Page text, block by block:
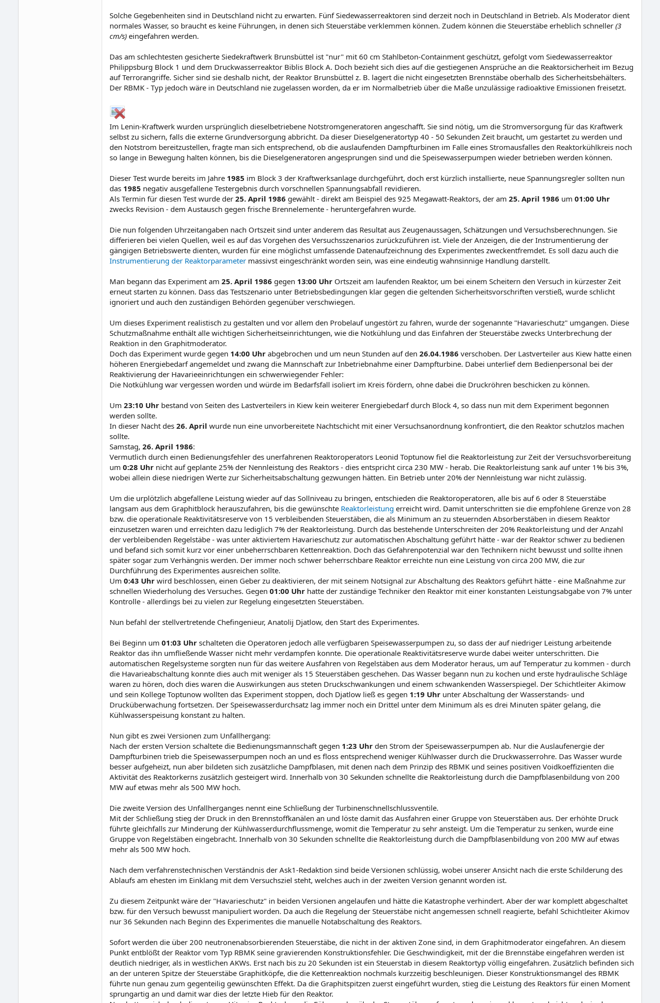
Solche Gegebenheiten sind in Deutschland nicht zu erwarten. Fünf Siedewasserreaktoren sind derzeit noch in Deutschland in Betrieb. Als Moderator dient
normales Wasser, so braucht es keine Führungen, in denen sich Steuerstäbe verklemmen können. Zudem können die Steuerstäbe erheblich schneller (3
cm/s) eingefahren werden.
Das am schlechtesten gesicherte Siedekraftwerk Brunsbüttel ist "nur" mit 60 cm Stahlbeton-Containment geschützt, gefolgt vom Siedewasserreaktor
Philippsburg Block 1 und dem Druckwasserreaktor Biblis Block A. Doch bezieht sich dies auf die gestiegenen Ansprüche an die Reaktorsicherheit im Bezug
auf Terrorangriffe. Sicher sind sie deshalb nicht, der Reaktor Brunsbüttel z. B. lagert die nicht eingesetzten Brennstäbe oberhalb des Sicherheitsbehälters.
Der RBMK - Typ jedoch wäre in Deutschland nie zugelassen worden, da er im Normalbetrieb über die Maße unzulässige radioaktive Emissionen freisetzt.
Im Lenin-Kraftwerk wurden ursprünglich dieselbetriebene Notstromgeneratoren angeschafft. Sie sind nötig, um die Stromversorgung für das Kraftwerk
selbst zu sichern, falls die externe Grundversorgung abbricht. Da dieser Dieselgeneratortyp 40 - 50 Sekunden Zeit braucht, um gestartet zu werden und
den Notstrom bereitzustellen, fragte man sich entsprechend, ob die auslaufenden Dampfturbinen im Falle eines Stromausfalles den Reaktorkühlkreis noch
so lange in Bewegung halten können, bis die Dieselgeneratoren angesprungen sind und die Speisewasserpumpen wieder betrieben werden können.
Dieser Test wurde bereits im Jahre 1985 im Block 3 der Kraftwerksanlage durchgeführt, doch erst kürzlich installierte, neue Spannungsregler sollten nun
das 1985 negativ ausgefallene Testergebnis durch vorschnellen Spannungsabfall revidieren.
Als Termin für diesen Test wurde der 25. April 1986 gewählt - direkt am Beispiel des 925 Megawatt-Reaktors, der am 25. April 1986 um 01:00 Uhr
zwecks Revision - dem Austausch gegen frische Brennelemente - heruntergefahren wurde.
Die nun folgenden Uhrzeitangaben nach Ortszeit sind unter anderem das Resultat aus Zeugenaussagen, Schätzungen und Versuchsberechnungen. Sie
differieren bei vielen Quellen, weil es auf das Vorgehen des Versuchsszenarios zurückzuführen ist. Viele der Anzeigen, die der Instrumentierung der
gängigen Betriebswerte dienten, wurden für eine möglichst umfassende Datenaufzeichnung des Experimentes zweckentfremdet. Es soll dazu auch die
Instrumentierung der Reaktorparameter massivst eingeschränkt worden sein, was eine eindeutig wahnsinnige Handlung darstellt.
Man begann das Experiment am 25. April 1986 gegen 13:00 Uhr Ortszeit am laufenden Reaktor, um bei einem Scheitern den Versuch in kürzester Zeit
erneut starten zu können. Dass das Testszenario unter Betriebsbedingungen klar gegen die geltenden Sicherheitsvorschriften verstieß, wurde schlicht
ignoriert und auch den zuständigen Behörden gegenüber verschwiegen.
Um dieses Experiment realistisch zu gestalten und vor allem den Probelauf ungestört zu fahren, wurde der sogenannte "Havarieschutz" umgangen. Diese
Schutzmaßnahme enthält alle wichtigen Sicherheitseinrichtungen, wie die Notkühlung und das Einfahren der Steuerstäbe zwecks Unterbrechung der
Reaktion in den Graphitmoderator.
Doch das Experiment wurde gegen 14:00 Uhr abgebrochen und um neun Stunden auf den 26.04.1986 verschoben. Der Lastverteiler aus Kiew hatte einen
höheren Energiebedarf angemeldet und zwang die Mannschaft zur Inbetriebnahme einer Dampfturbine. Dabei unterlief dem Bedienpersonal bei der
Reaktivierung der Havarieeinrichtungen ein schwerwiegender Fehler:
Die Notkühlung war vergessen worden und würde im Bedarfsfall isoliert im Kreis fördern, ohne dabei die Druckröhren beschicken zu können.
Um 23:10 Uhr bestand von Seiten des Lastverteilers in Kiew kein weiterer Energiebedarf durch Block 4, so dass nun mit dem Experiment begonnen
werden sollte.
In dieser Nacht des 26. April wurde nun eine unvorbereitete Nachtschicht mit einer Versuchsanordnung konfrontiert, die den Reaktor schutzlos machen
sollte.
Samstag, 26. April 1986:
Vermutlich durch einen Bedienungsfehler des unerfahrenen Reaktoroperators Leonid Toptunow fiel die Reaktorleistung zur Zeit der Versuchsvorbereitung
um 0:28 Uhr nicht auf geplante 25% der Nennleistung des Reaktors - dies entspricht circa 230 MW - herab. Die Reaktorleistung sank auf unter 1% bis 3%,
wobei allein diese niedrigen Werte zur Sicherheitsabschaltung gezwungen hätten. Ein Betrieb unter 20% der Nennleistung war nicht zulässig.
Um die urplötzlich abgefallene Leistung wieder auf das Sollniveau zu bringen, entschieden die Reaktoroperatoren, alle bis auf 6 oder 8 Steuerstäbe
langsam aus dem Graphitblock herauszufahren, bis die gewünschte Reaktorleistung erreicht wird. Damit unterschritten sie die empfohlene Grenze von 28
bzw. die operationale Reaktivitätsreserve von 15 verbleibenden Steuerstäben, die als Minimum an zu steuernden Absorberstäben in diesem Reaktor
einzusetzen waren und erreichten dazu lediglich 7% der Reaktorleistung. Durch das bestehende Unterschreiten der 20% Reaktorleistung und der Anzahl
der verbleibenden Regelstäbe - was unter aktiviertem Havarieschutz zur automatischen Abschaltung geführt hätte - war der Reaktor schwer zu bedienen
und befand sich somit kurz vor einer unbeherrschbaren Kettenreaktion. Doch das Gefahrenpotenzial war den Technikern nicht bewusst und sollte ihnen
später sogar zum Verhängnis werden. Der immer noch schwer beherrschbare Reaktor erreichte nun eine Leistung von circa 200 MW, die zur
Durchführung des Experimentes ausreichen sollte.
Um 0:43 Uhr wird beschlossen, einen Geber zu deaktivieren, der mit seinem Notsignal zur Abschaltung des Reaktors geführt hätte - eine Maßnahme zur
schnellen Wiederholung des Versuches. Gegen 01:00 Uhr hatte der zuständige Techniker den Reaktor mit einer konstanten Leistungsabgabe von 7% unter
Kontrolle - allerdings bei zu vielen zur Regelung eingesetzten Steuerstäben.
Nun befahl der stellvertretende Chefingenieur, Anatolij Djatlow, den Start des Experimentes.
Bei Beginn um 01:03 Uhr schalteten die Operatoren jedoch alle verfügbaren Speisewasserpumpen zu, so dass der auf niedriger Leistung arbeitende
Reaktor das ihn umfließende Wasser nicht mehr verdampfen konnte. Die operationale Reaktivitätsreserve wurde dabei weiter unterschritten. Die
automatischen Regelsysteme sorgten nun für das weitere Ausfahren von Regelstäben aus dem Moderator heraus, um auf Temperatur zu kommen - durch
die Havarieabschaltung konnte dies auch mit weniger als 15 Steuerstäben geschehen. Das Wasser begann nun zu kochen und erste hydraulische Schläge
waren zu hören, doch dies waren die Auswirkungen aus steten Druckschwankungen und einem schwankenden Wasserspiegel. Der Schichtleiter Akimow
und sein Kollege Toptunow wollten das Experiment stoppen, doch Djatlow ließ es gegen 1:19 Uhr unter Abschaltung der Wasserstands- und
Drucküberwachung fortsetzen. Der Speisewasserdurchsatz lag immer noch ein Drittel unter dem Minimum als es drei Minuten später gelang, die
Kühlwasserspeisung konstant zu halten.
Nun gibt es zwei Versionen zum Unfallhergang:
Nach der ersten Version schaltete die Bedienungsmannschaft gegen 1:23 Uhr den Strom der Speisewasserpumpen ab. Nur die Auslaufenergie der
Dampfturbinen trieb die Speisewasserpumpen noch an und es floss entsprechend weniger Kühlwasser durch die Druckwasserrohre. Das Wasser wurde
besser aufgeheizt, nun aber bildeten sich zusätzliche Dampfblasen, mit denen nach dem Prinzip des RBMK und seines positiven Voidkoeffizienten die
Aktivität des Reaktorkerns zusätzlich gesteigert wird. Innerhalb von 30 Sekunden schnellte die Reaktorleistung durch die Dampfblasenbildung von 200
MW auf etwas mehr als 500 MW hoch.
Die zweite Version des Unfallherganges nennt eine Schließung der Turbinenschnellschlussventile.
Mit der Schließung stieg der Druck in den Brennstoffkanälen an und löste damit das Ausfahren einer Gruppe von Steuerstäben aus. Der erhöhte Druck
führte gleichfalls zur Minderung der Kühlwasserdurchflussmenge, womit die Temperatur zu sehr ansteigt. Um die Temperatur zu senken, wurde eine
Gruppe von Regelstäben eingebracht. Innerhalb von 30 Sekunden schnellte die Reaktorleistung durch die Dampfblasenbildung von 200 MW auf etwas
mehr als 500 MW hoch.
Nach dem verfahrenstechnischen Verständnis der Ask1-Redaktion sind beide Versionen schlüssig, wobei unserer Ansicht nach die erste Schilderung des
Ablaufs am ehesten im Einklang mit dem Versuchsziel steht, welches auch in der zweiten Version genannt worden ist.
Zu diesem Zeitpunkt wäre der "Havarieschutz" in beiden Versionen angelaufen und hätte die Katastrophe verhindert. Aber der war komplett abgeschaltet
bzw. für den Versuch bewusst manipuliert worden. Da auch die Regelung der Steuerstäbe nicht angemessen schnell reagierte, befahl Schichtleiter Akimov
nur 36 Sekunden nach Beginn des Experimentes die manuelle Notabschaltung des Reaktors.
Sofort werden die über 200 neutronenabsorbierenden Steuerstäbe, die nicht in der aktiven Zone sind, in dem Graphitmoderator eingefahren. An diesem
Punkt entblößt der Reaktor vom Typ RBMK seine gravierenden Konstruktionsfehler. Die Geschwindigkeit, mit der die Brennstäbe eingefahren werden ist
deutlich niedriger, als in westlichen AKWs. Erst nach bis zu 20 Sekunden ist ein Steuerstab in diesem Reaktortyp völlig eingefahren. Zusätzlich befinden sich
an der unteren Spitze der Steuerstäbe Graphitköpfe, die die Kettenreaktion nochmals kurzzeitig beschleunigen. Dieser Konstruktionsmangel des RBMK
führte nun genau zum gegenteilig gewünschten Effekt. Da die Graphitspitzen zuerst eingeführt wurden, stieg die Leistung des Reaktors für einen Moment
sprungartig an und damit war dies der letzte Hieb für den Reaktor.